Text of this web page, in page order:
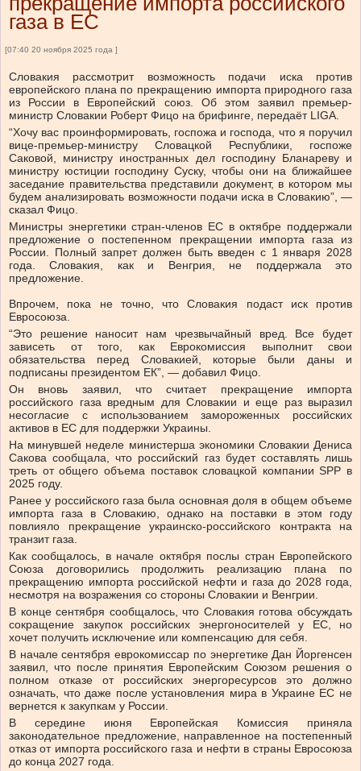
газа в ЕС
[07:40 20 ноября 2025 года ]
Словакия рассмотрит возможность подачи иска против
европейского плана по прекращению импорта природного газа
из России в Европейский союз. Об этом заявил премьер-
министр Словакии Роберт Фицо на брифинге, передаёт LIGA.
“Хочу вас проинформировать, госпожа и господа, что я поручил
вице-премьер-министру Словацкой Республики, госпоже
Саковой, министру иностранных дел господину Бланареву и
министру юстиции господину Суску, чтобы они на ближайшее
заседание правительства представили документ, в котором мы
будем анализировать возможности подачи иска в Словакию”, —
сказал Фицо.
Министры энергетики стран-членов ЕС в октябре поддержали
предложение о постепенном прекращении импорта газа из
России. Полный запрет должен быть введен с 1 января 2028
года. Словакия, как и Венгрия, не поддержала это
предложение.
Впрочем, пока не точно, что Словакия подаст иск против
Евросоюза.
“Это решение наносит нам чрезвычайный вред. Все будет
зависеть от того, как Еврокомиссия выполнит свои
обязательства перед Словакией, которые были даны и
подписаны президентом ЕК”, — добавил Фицо.
Он вновь заявил, что считает прекращение импорта
российского газа вредным для Словакии и еще раз выразил
несогласие с использованием замороженных российских
активов в ЕС для поддержки Украины.
На минувшей неделе министерша экономики Словакии Дениса
Сакова сообщала, что российский газ будет составлять лишь
треть от общего объема поставок словацкой компании SPP в
2025 году.
Ранее у российского газа была основная доля в общем объеме
импорта газа в Словакию, однако на поставки в этом году
повлияло прекращение украинско-российского контракта на
транзит газа.
Как сообщалось, в начале октября послы стран Европейского
Союза договорились продолжить реализацию плана по
прекращению импорта российской нефти и газа до 2028 года,
несмотря на возражения со стороны Словакии и Венгрии.
В конце сентября сообщалось, что Словакия готова обсуждать
сокращение закупок российских энергоносителей у ЕС, но
хочет получить исключение или компенсацию для себя.
В начале сентября еврокомиссар по энергетике Дан Йоргенсен
заявил, что после принятия Европейским Союзом решения о
полном отказе от российских энергоресурсов это должно
означать, что даже после установления мира в Украине ЕС не
вернется к закупкам у России.
В середине июня Европейская Комиссия приняла
законодательное предложение, направленное на постепенный
отказ от импорта российского газа и нефти в страны Евросоюза
до конца 2027 года.